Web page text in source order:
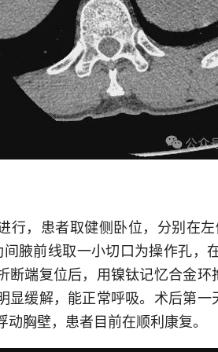
行，患者取健侧卧位，分别在
腋前线取一小切口为操作孔，
断端复位后，用镍钛记忆合金环
显缓解，能正常呼吸。术后第
动胸壁，患者目前在顺利康复。